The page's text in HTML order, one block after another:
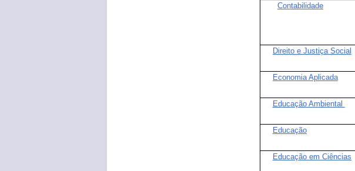
Contabilidade
Direito e Justiça Social
Economia Aplicada
Educação Ambiental
Educação
Educação em Ciências